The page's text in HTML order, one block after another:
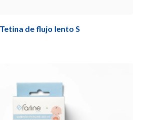
Tetina de flujo lento S